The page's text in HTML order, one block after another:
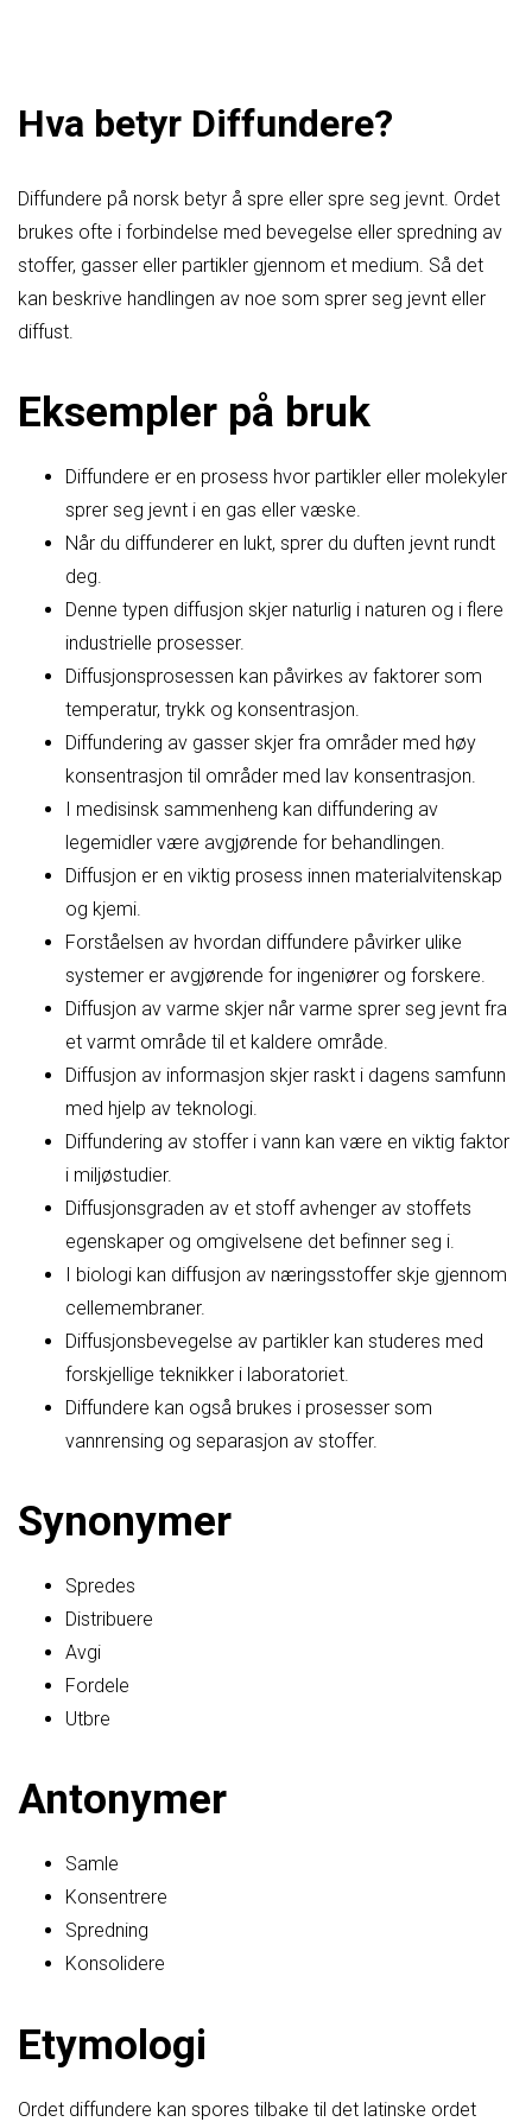
Hva betyr Diffundere?
Diffundere på norsk betyr å spre eller spre seg jevnt. Ordet
brukes ofte i forbindelse med bevegelse eller spredning av
stoffer, gasser eller partikler gjennom et medium. Så det
kan beskrive handlingen av noe som sprer seg jevnt eller
diffust.
Eksempler på bruk
Diffundere er en prosess hvor partikler eller molekyler
sprer seg jevnt i en gas eller væske.
Når du diffunderer en lukt, sprer du duften jevnt rundt
deg.
Denne typen diffusjon skjer naturlig i naturen og i flere
industrielle prosesser.
Diffusjonsprosessen kan påvirkes av faktorer som
temperatur, trykk og konsentrasjon.
Diffundering av gasser skjer fra områder med høy
konsentrasjon til områder med lav konsentrasjon.
I medisinsk sammenheng kan diffundering av
legemidler være avgjørende for behandlingen.
Diffusjon er en viktig prosess innen materialvitenskap
og kjemi.
Forståelsen av hvordan diffundere påvirker ulike
systemer er avgjørende for ingeniører og forskere.
Diffusjon av varme skjer når varme sprer seg jevnt fra
et varmt område til et kaldere område.
Diffusjon av informasjon skjer raskt i dagens samfunn
med hjelp av teknologi.
Diffundering av stoffer i vann kan være en viktig faktor
i miljøstudier.
Diffusjonsgraden av et stoff avhenger av stoffets
egenskaper og omgivelsene det befinner seg i.
I biologi kan diffusjon av næringsstoffer skje gjennom
cellemembraner.
Diffusjonsbevegelse av partikler kan studeres med
forskjellige teknikker i laboratoriet.
Diffundere kan også brukes i prosesser som
vannrensing og separasjon av stoffer.
Synonymer
Spredes
Distribuere
Avgi
Fordele
Utbre
Antonymer
Samle
Konsentrere
Spredning
Konsolidere
Etymologi
Ordet diffundere kan spores tilbake til det latinske ordet